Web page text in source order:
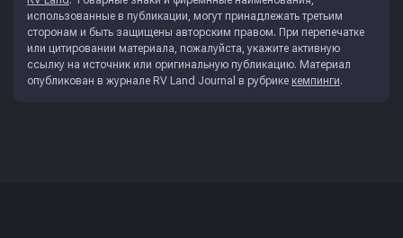
использованные в публикации, могут принадлежать третьим
сторонам и быть защищены авторским правом. При перепечатке
или цитировании материала, пожалуйста, укажите активную
ссылку на источник или оригинальную публикацию. Материал
опубликован в журнале RV Land Journal в рубрике кемпинги.